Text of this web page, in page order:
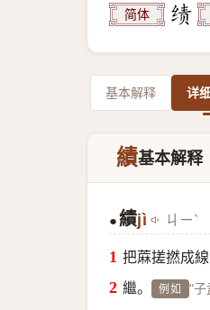
简体
基本解释 详
績基本解释
● 績jì ㄐㄧˋ
把蔴搓撚成
繼。 例如 “